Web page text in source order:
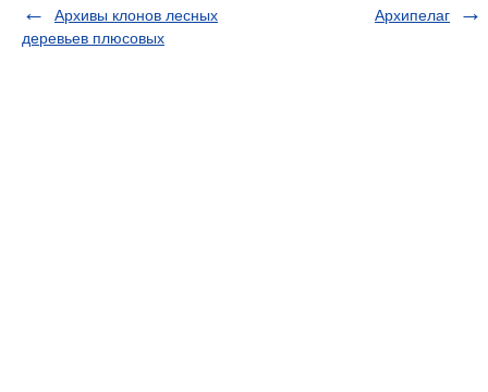
Архивы клонов лесных
деревьев плюсовых
Архипелаг